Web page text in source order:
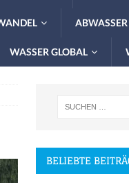
ABWASSER
WASSER GLOBAL
BELIEBTE